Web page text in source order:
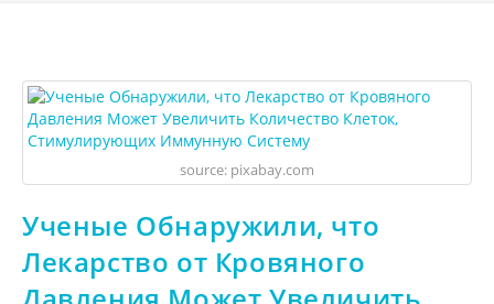
source: pixabay.com
Ученые Обнаружили, что
Лекарство от Кровяного